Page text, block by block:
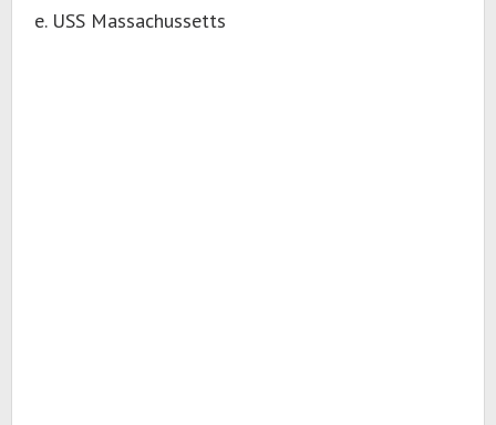
e. USS Massachussetts